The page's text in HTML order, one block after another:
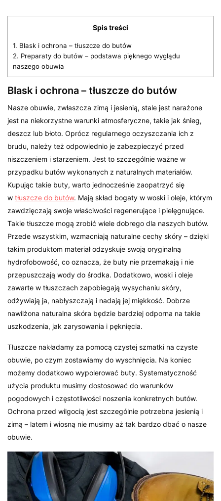
Spis treści
1. Blask i ochrona – tłuszcze do butów
2. Preparaty do butów – podstawa pięknego wyglądu
naszego obuwia
Blask i ochrona – tłuszcze do butów
Nasze obuwie, zwłaszcza zimą i jesienią, stale jest narażone
jest na niekorzystne warunki atmosferyczne, takie jak śnieg,
deszcz lub błoto. Oprócz regularnego oczyszczania ich z
brudu, należy też odpowiednio je zabezpieczyć przed
niszczeniem i starzeniem. Jest to szczególnie ważne w
przypadku butów wykonanych z naturalnych materiałów.
Kupując takie buty, warto jednocześnie zaopatrzyć się
wtłuszcze do butów. Mają skład bogaty w woski i oleje, którym
zawdzięczają swoje właściwości regenerujące i pielęgnujące.
Takie tłuszcze mogą zrobić wiele dobrego dla naszych butów.
Przede wszystkim, wzmacniają naturalne cechy skóry – dzięki
takim produktom materiał odzyskuje swoją oryginalną
hydrofobowość, co oznacza, że buty nie przemakają i nie
przepuszczają wody do środka. Dodatkowo, woski i oleje
zawarte w tłuszczach zapobiegają wysychaniu skóry,
odżywiają ja, nabłyszczają i nadają jej miękkość. Dobrze
nawilżona naturalna skóra będzie bardziej odporna na takie
uszkodzenia, jak zarysowania i pęknięcia.
Tłuszcze nakładamy za pomocą czystej szmatki na czyste
obuwie, po czym zostawiamy do wyschnięcia. Na koniec
możemy dodatkowo wypolerować buty. Systematyczność
użycia produktu musimy dostosować do warunków
pogodowych i częstotliwości noszenia konkretnych butów.
Ochrona przed wilgocią jest szczególnie potrzebna jesienią i
zimą – latem i wiosną nie musimy aż tak bardzo dbać o nasze
obuwie.